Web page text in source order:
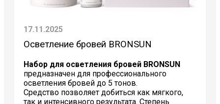
17.11.2025
Осветление бровей BRONSUN
Набор для осветления бровей BRONSUN
предназначен для профессионального
осветления бровей до 5 тонов.
Средство позволяет добиться как мягкого,
так и интенсивного результата. Степень